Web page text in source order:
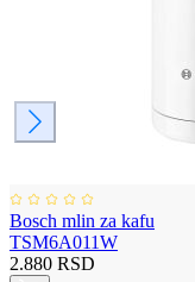
Bosch mlin za kafu
TSM6A011W
2.880 RSD